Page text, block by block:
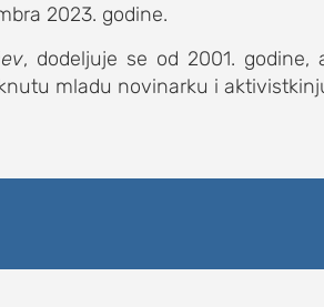
o nama
2023. godine.
, dodeljuje se od 2001. godine,
mladu novinarku i